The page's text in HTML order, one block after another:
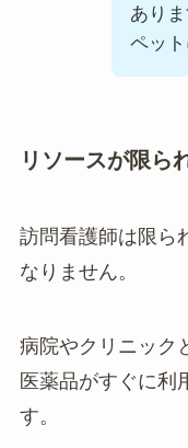
あり
ペッ
リソースが限ら
訪問看護師は限ら
なりません。
病院やクリニック
医薬品がすぐに利
す。